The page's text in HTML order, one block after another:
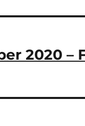
2020